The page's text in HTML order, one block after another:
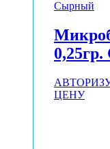
ЦЕНУ